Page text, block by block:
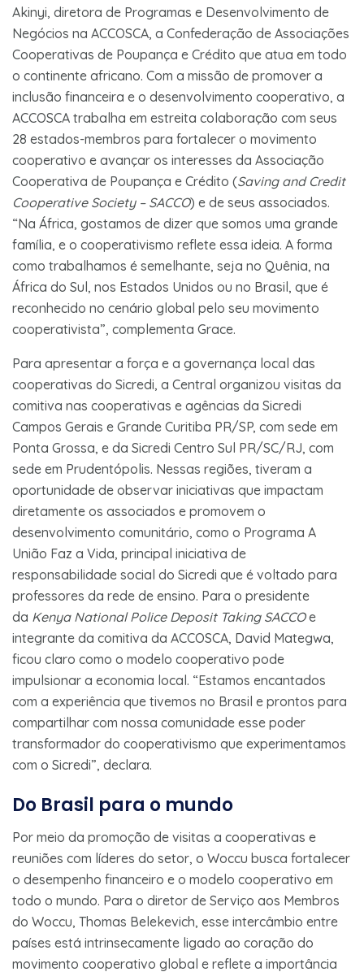
Akinyi, diretora de Programas e Desenvolvimento de
Negócios na ACCOSCA, a Confederação de Associações
Cooperativas de Poupança e Crédito que atua em todo
o continente africano. Com a missão de promover a
inclusão financeira e o desenvolvimento cooperativo, a
ACCOSCA trabalha em estreita colaboração com seus
28 estados-membros para fortalecer o movimento
cooperativo e avançar os interesses da Associação
Cooperativa de Poupança e Crédito (Saving and Credit
Cooperative Society – SACCO) e de seus associados.
“Na África, gostamos de dizer que somos uma grande
família, e o cooperativismo reflete essa ideia. A forma
como trabalhamos é semelhante, seja no Quênia, na
África do Sul, nos Estados Unidos ou no Brasil, que é
reconhecido no cenário global pelo seu movimento
cooperativista”, complementa Grace.
Para apresentar a força e a governança local das
cooperativas do Sicredi, a Central organizou visitas da
comitiva nas cooperativas e agências da Sicredi
Campos Gerais e Grande Curitiba PR/SP, com sede em
Ponta Grossa, e da Sicredi Centro Sul PR/SC/RJ, com
sede em Prudentópolis. Nessas regiões, tiveram a
oportunidade de observar iniciativas que impactam
diretamente os associados e promovem o
desenvolvimento comunitário, como o Programa A
União Faz a Vida, principal iniciativa de
responsabilidade social do Sicredi que é voltado para
professores da rede de ensino. Para o presidente
da Kenya National Police Deposit Taking SACCOe
integrante da comitiva da ACCOSCA, David Mategwa,
ficou claro como o modelo cooperativo pode
impulsionar a economia local. “Estamos encantados
com a experiência que tivemos no Brasil e prontos para
compartilhar com nossa comunidade esse poder
transformador do cooperativismo que experimentamos
com o Sicredi”, declara.
Do Brasil para o mundo
Por meio da promoção de visitas a cooperativas e
reuniões com líderes do setor, o Woccu busca fortalecer
o desempenho financeiro e o modelo cooperativo em
todo o mundo. Para o diretor de Serviço aos Membros
do Woccu, Thomas Belekevich, esse intercâmbio entre
países está intrinsecamente ligado ao coração do
movimento cooperativo global e reflete a importância